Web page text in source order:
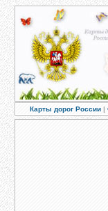
Карты дорог России |